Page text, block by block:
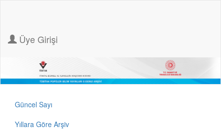
Üye Girişi
Güncel Sayı
Yıllara Göre Arşiv